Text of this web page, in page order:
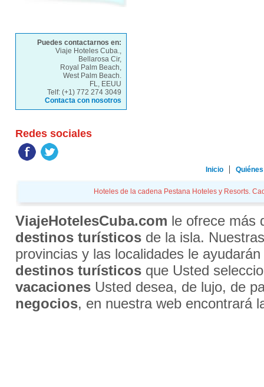
Puedes contactarnos en:
Viaje Hoteles Cuba.,
Bellarosa Cir,
Royal Palm Beach,
West Palm Beach.
FL, EEUU
Telf: (+1) 772 274 3049
Contacta con nosotros
Redes sociales
Inicio
Hoteles de la cadena Pestana Hoteles y Resorts.
ViajeHotelesCuba.com le ofrece más
destinos turísticosde la isla.
provincias y las localidades le
destinos turísticosque Usted
vacacionesUsted desea, de lujo, de
negocios, en nuestra web encontrará